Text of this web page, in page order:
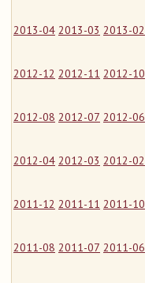
2013-04 2013-03 2013-02
2012-12 2012-11 2012-10
2012-08 2012-07 2012-06
2012-04 2012-03 2012-02
2011-12 2011-11 2011-10
2011-08 2011-07 2011-06